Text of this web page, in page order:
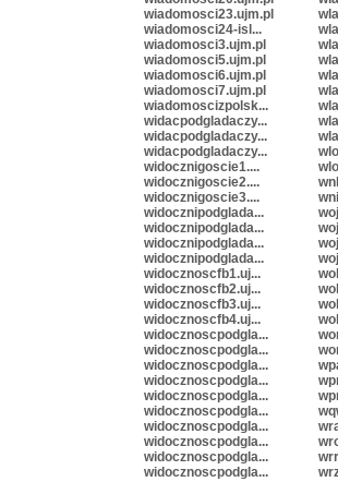
wiadomosci23.ujm.pl
wiadomosci24-isl...
wiadomosci3.ujm.pl
wiadomosci5.ujm.pl
wiadomosci6.ujm.pl
wiadomosci7.ujm.pl
wiadomoscizpolsk...
widacpodgladaczy...
widacpodgladaczy...
widacpodgladaczy...
widocznigoscie1....
widocznigoscie2....
widocznigoscie3....
widocznipodglada...
widocznipodglada...
widocznipodglada...
widocznipodglada...
widocznoscfb1.uj...
widocznoscfb2.uj...
widocznoscfb3.uj...
widocznoscfb4.uj...
widocznoscpodgla...
widocznoscpodgla...
widocznoscpodgla...
widocznoscpodgla...
widocznoscpodgla...
widocznoscpodgla...
widocznoscpodgla...
widocznoscpodgla...
widocznoscpodgla...
widocznoscpodgla...